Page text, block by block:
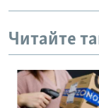
Читайте